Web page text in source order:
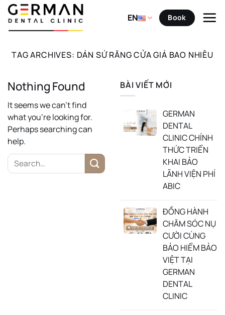
Skip
content
EN Book
TAG ARCHIVES: DÁN SỨ RĂNG CỬA GIÁ BAO NHIÊU
Nothing Found
It seems we can’t find
what you’re looking for.
Perhaps searching can
help.
BÀI VIẾT MỚI
GERMAN
DENTAL
CLINIC CHÍNH
THỨC TRIỂN
KHAI BẢO
LÃNH VIỆN PHÍ
ABIC
ĐỒNG HÀNH
CHĂM SÓC NỤ
CƯỜI CÙNG
BẢO HIỂM BẢO
VIỆT TẠI
GERMAN
DENTAL
CLINIC